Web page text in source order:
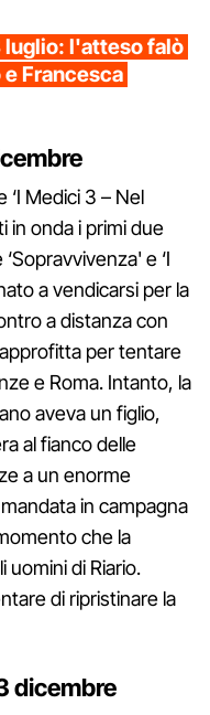
l'atteso falò
e Francesca
Medici 3 – Nel
in onda i primi due
e ‘I
a vendicarsi per la
a distanza con
approfitta per tentare
e Roma. Intanto, la
aveva un figlio,
al fianco delle
a un enorme
in campagna
che la
uomini di Riario.
di ripristinare la
dicembre